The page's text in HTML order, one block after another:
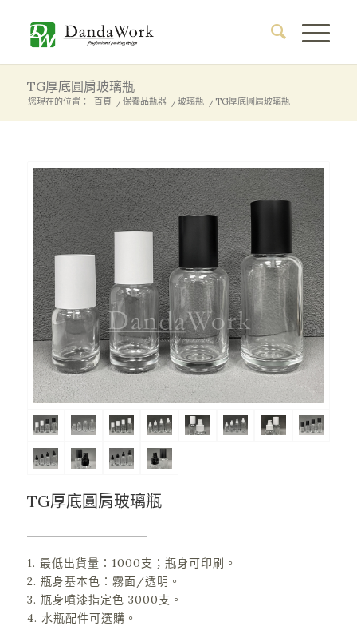
TG厚底圓肩玻璃瓶
您現在的位置： 首頁 / 保養品瓶器 / 玻璃瓶 / TG厚底圓肩玻璃瓶
TG厚底圓肩玻璃瓶
1. 最低出貨量：1000支；瓶身可印刷。
2. 瓶身基本色：霧面/透明。
3. 瓶身噴漆指定色 3000支。
4. 水瓶配件可選購。